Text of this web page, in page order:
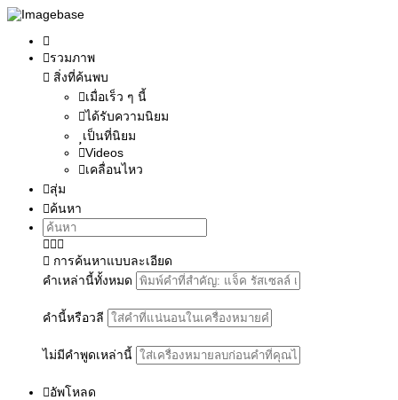
รวมภาพ
สิ่งที่ค้นพบ
เมื่อเร็ว ๆ นี้
ได้รับความนิยม
เป็นที่นิยม
Videos
เคลื่อนไหว
สุ่ม
ค้นหา
การค้นหาแบบละเอียด
คำเหล่านี้ทั้งหมด
คำนี้หรือวลี
ไม่มีคำพูดเหล่านี้
อัพโหลด